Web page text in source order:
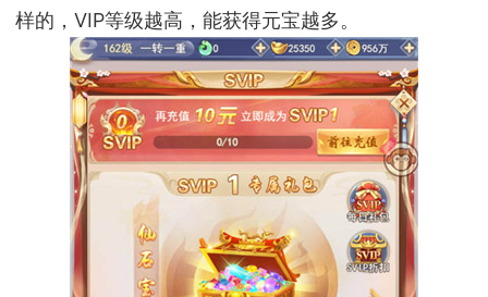
样的，VIP等级越高，能获得元宝越多。